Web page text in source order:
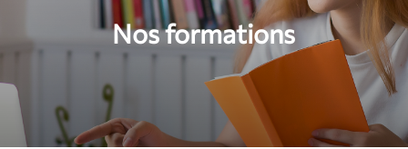
Nos formations